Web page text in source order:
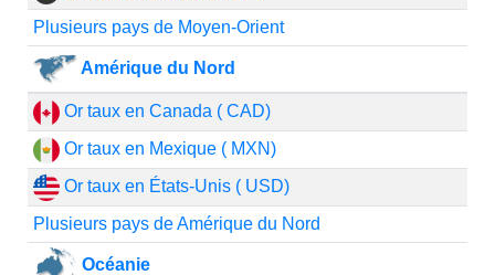
Plusieurs pays de Moyen-Orient
Amérique du Nord
Or taux en Canada ( CAD)
Or taux en Mexique ( MXN)
Or taux en États-Unis ( USD)
Plusieurs pays de Amérique du Nord
Océanie